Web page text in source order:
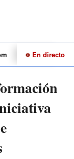
CulturaDeportes
En directo